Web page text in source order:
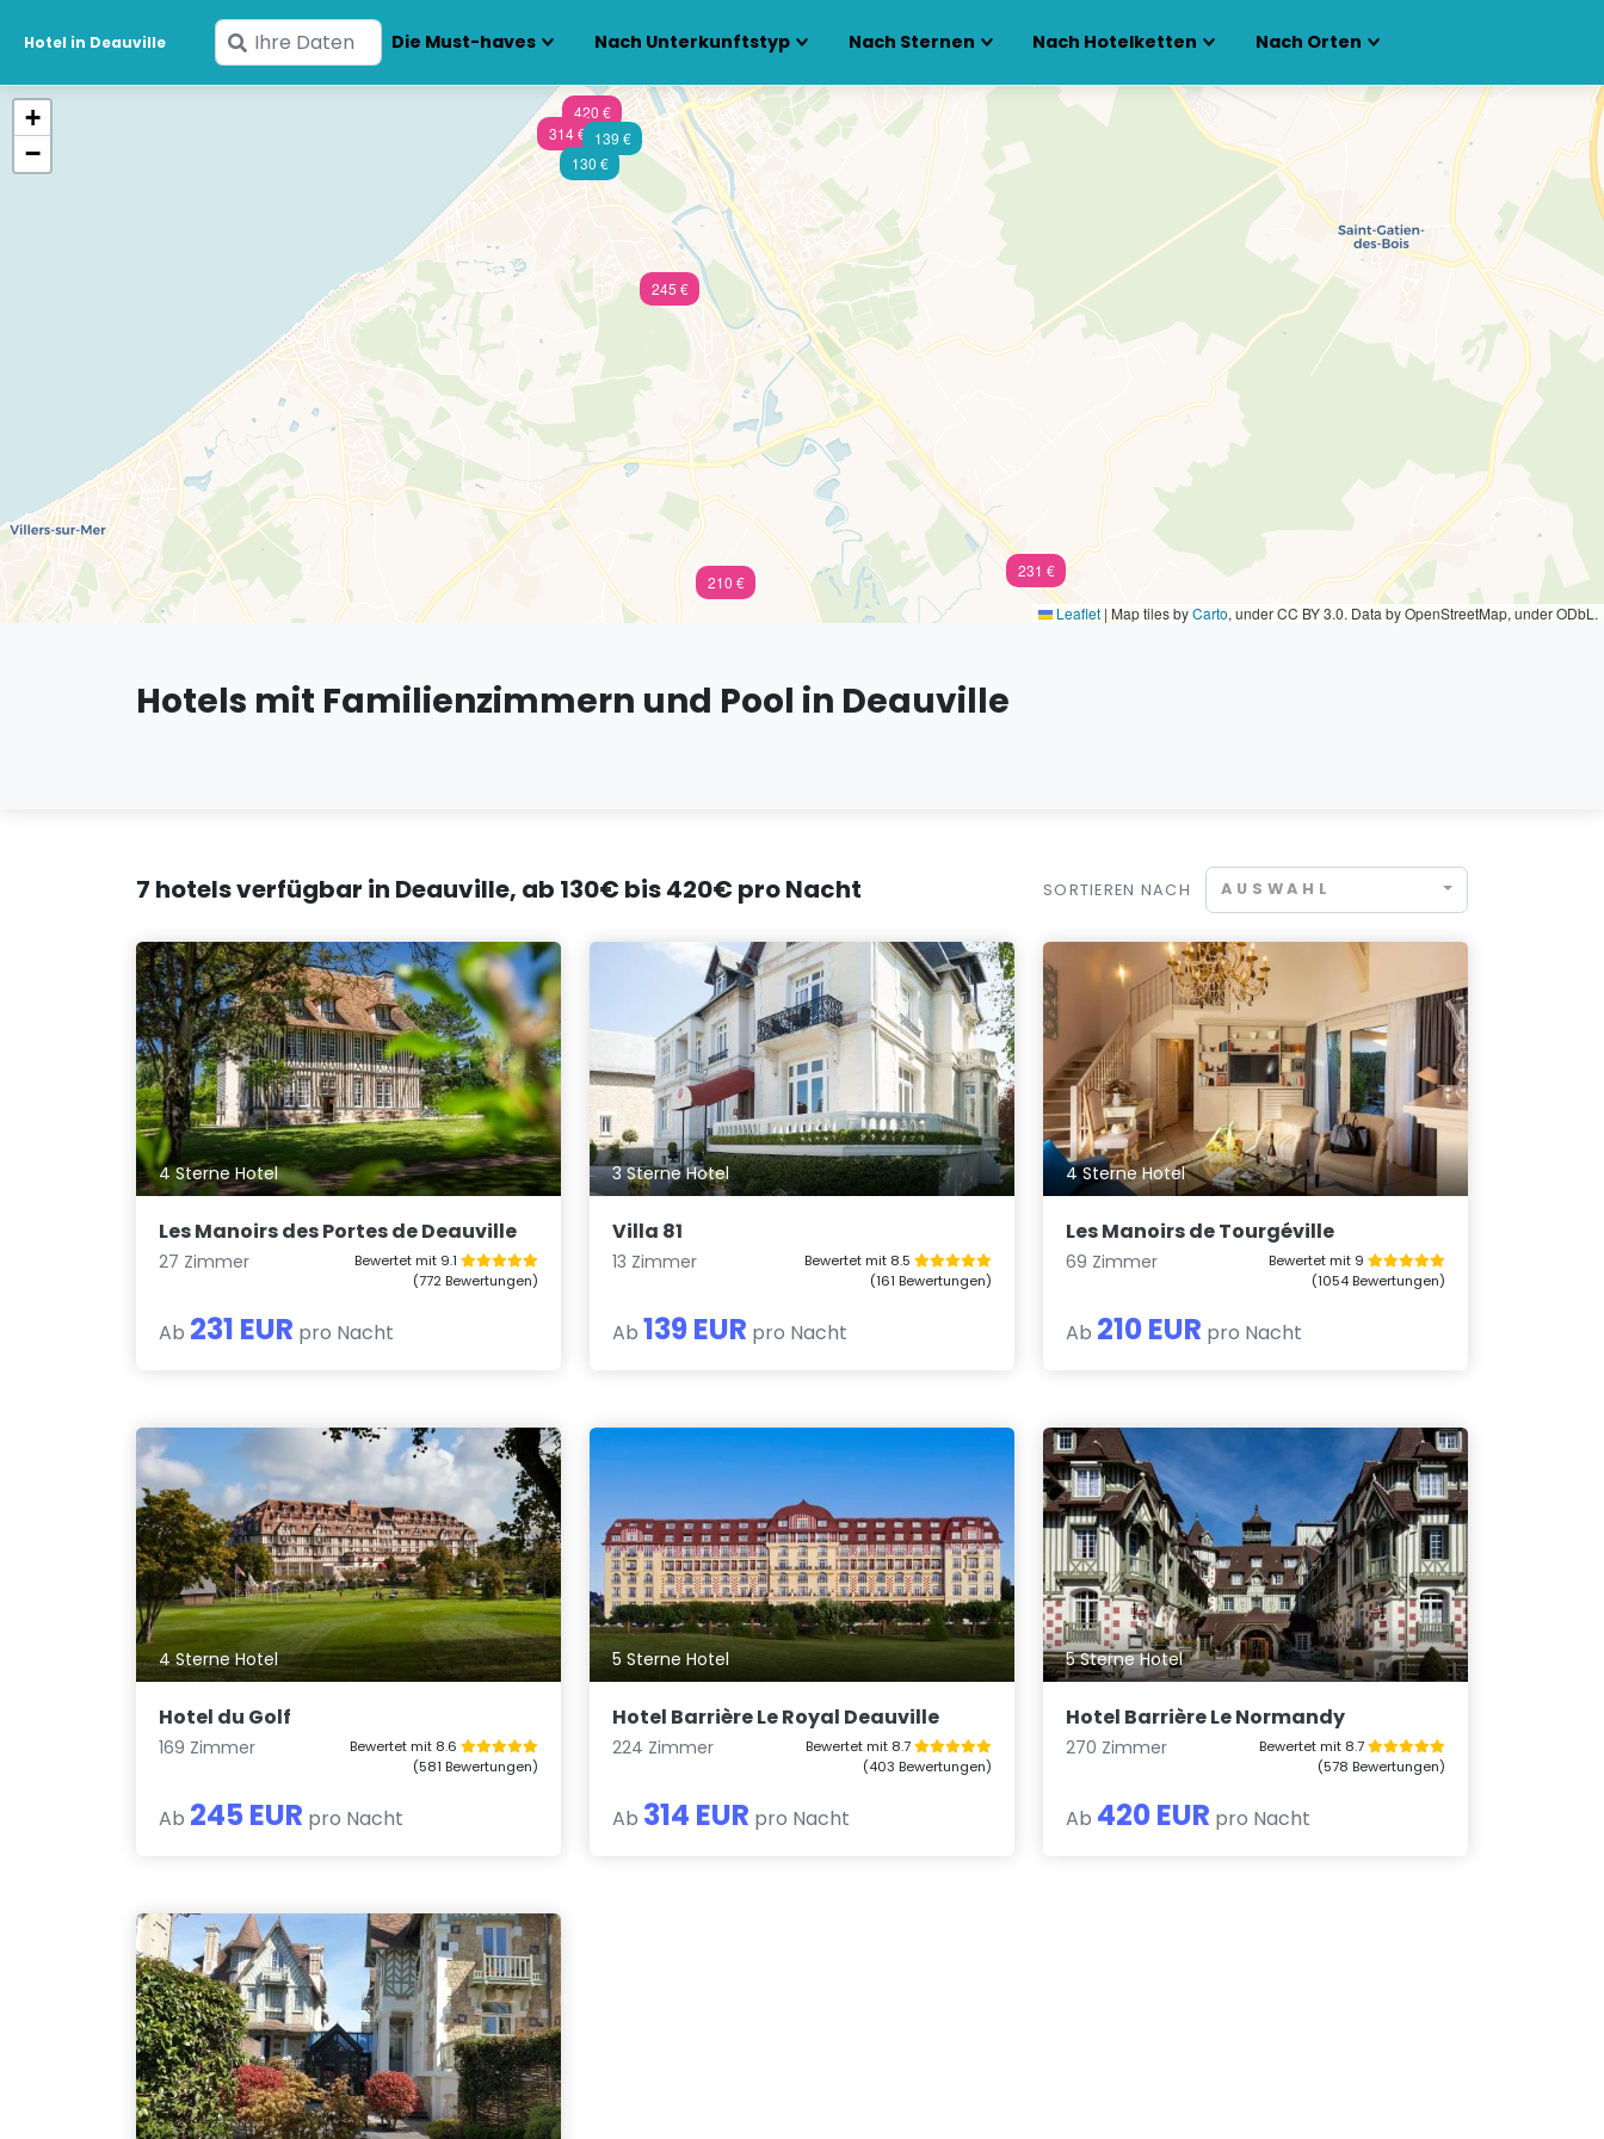
Hotel in Deauville
Geben
Sie
Die Must-haves Nach Unterkunftstyp Nach Sternen Nach Hotelketten Nach Orten
231 €
210 €
245 €
314 €
420 €
139 €
130 €
+
−
Leaflet | Map tiles byCarto, under CC BY 3.0. Data by OpenStreetMap, under ODbL.
Hotels mit Familienzimmern und Pool in Deauville
7 hotels verfügbar in Deauville, ab 130€ bis 420€ pro Nacht SORTIEREN NACH AUSWAHL
4 Sterne Hotel
Les Manoirs des Portes de Deauville
27 Zimmer
Bewertet mit 9.1
(772 Bewertungen)
Ab 231 EUR pro Nacht
3 Sterne Hotel
Villa 81
13 Zimmer
Bewertet mit 8.5
(161 Bewertungen)
Ab 139 EUR pro Nacht
4 Sterne Hotel
Les Manoirs de Tourgéville
69 Zimmer
Bewertet mit 9
(1054 Bewertungen)
Ab 210 EUR pro Nacht
4 Sterne Hotel
Hotel du Golf
169 Zimmer
Bewertet mit 8.6
(581 Bewertungen)
Ab 245 EUR pro Nacht
5 Sterne Hotel
Hotel Barrière Le Royal Deauville
224 Zimmer
Bewertet mit 8.7
(403 Bewertungen)
Ab 314 EUR pro Nacht
5 Sterne Hotel
Hotel Barrière Le Normandy
270 Zimmer
Bewertet mit 8.7
(578 Bewertungen)
Ab 420 EUR pro Nacht